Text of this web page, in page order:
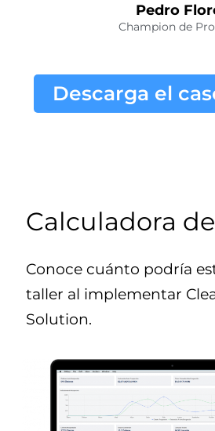
Pedro
Champion de
Descarga el
Calculadora
Conoce cuánto podría
taller al implementar
Solution.